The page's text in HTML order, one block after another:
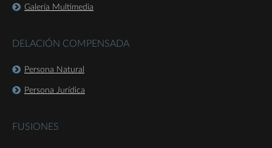
Galería Multimedia
DELACIÓN COMPENSADA
Persona Natural
Persona Jurídica
FUSIONES